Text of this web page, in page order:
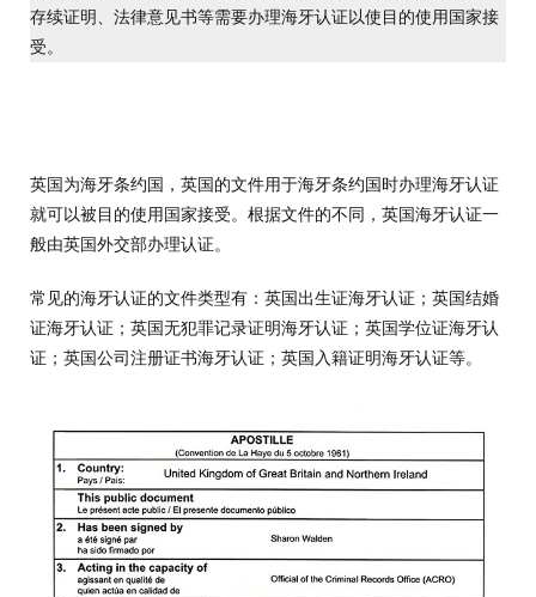
存续证明、法律意见书等需要办理海牙认证以使目的使用国家接
受。
英国为海牙条约国，英国的文件用于海牙条约国时办理海牙认证
就可以被目的使用国家接受。根据文件的不同，英国海牙认证一
般由英国外交部办理认证。
常见的海牙认证的文件类型有：英国出生证海牙认证；英国结婚
证海牙认证；英国无犯罪记录证明海牙认证；英国学位证海牙认
证；英国公司注册证书海牙认证；英国入籍证明海牙认证等。